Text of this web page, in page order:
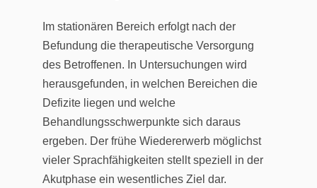
Im stationären Bereich erfolgt nach der
Befundung die therapeutische Versorgung
des Betroffenen. In Untersuchungen wird
herausgefunden, in welchen Bereichen die
Defizite liegen und welche
Behandlungsschwerpunkte sich daraus
ergeben. Der frühe Wiedererwerb möglichst
vieler Sprachfähigkeiten stellt speziell in der
Akutphase ein wesentliches Ziel dar.